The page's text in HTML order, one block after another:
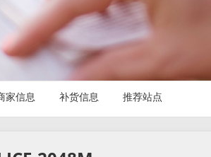
家信息 补货信息 推荐站点